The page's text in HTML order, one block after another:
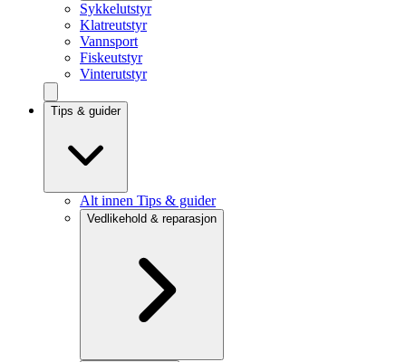
Sykkelutstyr
Klatreutstyr
Vannsport
Fiskeutstyr
Vinterutstyr
Tips & guider
Alt innen Tips & guider
Vedlikehold & reparasjon